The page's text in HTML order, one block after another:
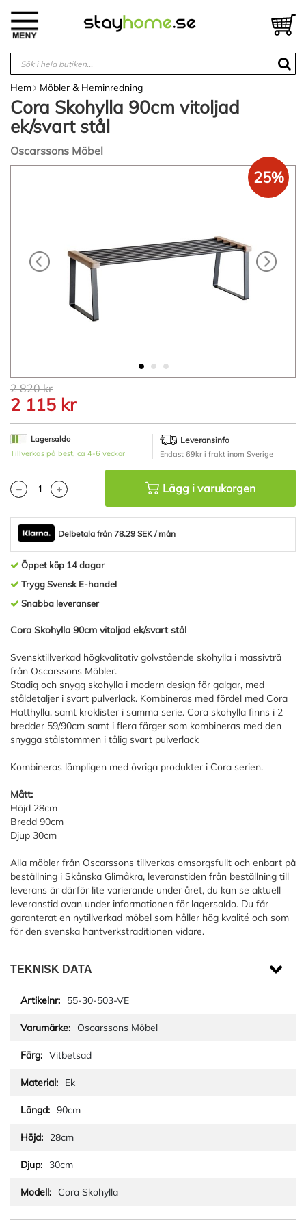
innehållet
Hem Möbler & Heminredning
Cora Skohylla 90cm vitoljad
ek/svart stål
Oscarssons Möbel
Hoppa
till
början
av
bildgalleriet
25%
2 820 kr
2 115 kr
Lagersaldo
Tillverkas på best, ca 4-6 veckor
Leveransinfo
Endast 69kr i frakt inom Sverige
Lägg i varukorgen
Delbetala från 78.29 SEK / mån
Öppet köp 14 dagar
Trygg Svensk E-handel
Snabba leveranser
Cora Skohylla 90cm vitoljad ek/svart stål
Svensktillverkad högkvalitativ golvstående skohylla i massivträ
från Oscarssons Möbler.
Stadig och snygg skohylla i modern design för galgar, med
ståldetaljer i svart pulverlack. Kombineras med fördel med Cora
Hatthylla, samt kroklister i samma serie. Cora skohylla finns i 2
bredder 59/90cm samt i flera färger som kombineras med den
snygga stålstommen i tålig svart pulverlack
Kombineras lämpligen med övriga produkter i Cora serien.
Mått:
Höjd 28cm
Bredd 90cm
Djup 30cm
Alla möbler från Oscarssons tillverkas omsorgsfullt och enbart på
beställning i Skånska Glimåkra, leveranstiden från beställning till
leverans är därför lite varierande under året, du kan se aktuell
leveranstid ovan under informationen för lagersaldo. Du får
garanterat en nytillverkad möbel som håller hög kvalité och som
för den svenska hantverkstraditionen vidare.
TEKNISK DATA
55-30-503-VE
Oscarssons Möbel
Vitbetsad
Ek
90cm
28cm
30cm
Cora Skohylla